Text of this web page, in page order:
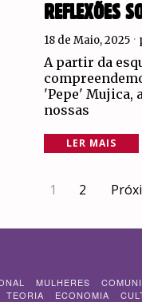
REFLEXÕES
18 de Maio, 2025
A partir da
'Pepe' Mujica,
nossas
LER MAIS
1 2
MULHERES
TEORIA ECONOMIA